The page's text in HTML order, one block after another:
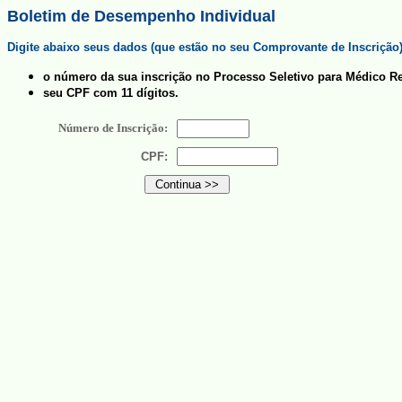
Boletim de Desempenho Individual
Digite abaixo seus dados (que estão no seu Comprovante de Inscrição)
o número da sua inscrição no Processo Seletivo para Médico
seu CPF com 11 dígitos.
Número de Inscrição:
CPF: